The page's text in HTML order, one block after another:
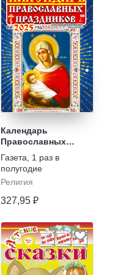
Календарь
Православных
праздников на 2027
год
Газета
1 раз в
полугодие
Религия
327,95 ₽